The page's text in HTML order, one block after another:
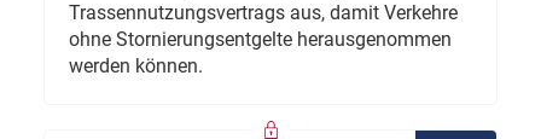
Trassennutzungsvertrags aus, damit Verkehre
ohne Stornierungsentgelte herausgenommen
werden können.